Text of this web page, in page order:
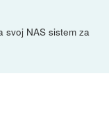
svoj NAS sistem za